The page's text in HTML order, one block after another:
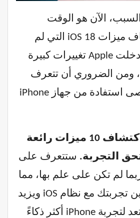
الآن هو الوقت
المثالي لاستكشاف ميزات iOS 18 التي لم
تجربها بعد. لقد أدخلت Apple تغييرات كبيرة
ومن الضروري أن تتعرف
عليها لتحقيق أقصى استفادة من جهاز iPhone
تابع القراءة لاكتشاف 10 ميزات رائعة
ستتعرف على
لم تكن على علم بها، مما
يساهم في تحسين تجربتك مع نظام iOS ويزيد
من إنتاجيتك. استعد لتجربة iPhone أكثر ذكاءً